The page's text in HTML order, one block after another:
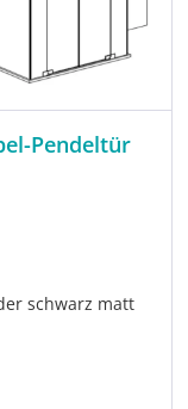
Pendeltür
schwarz matt